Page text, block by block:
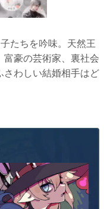
たちを吟味。天然王
豪の芸術家、裏社会
わしい結婚相手はど